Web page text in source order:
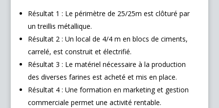
Résultat 1 : Le périmètre de 25/25m est clôturé par
un treillis métallique.
Résultat 2 : Un local de 4/4 m en blocs de ciments,
carrelé, est construit et électrifié.
Résultat 3 : Le matériel nécessaire à la production
des diverses farines est acheté et mis en place.
Résultat 4 : Une formation en marketing et gestion
commerciale permet une activité rentable.